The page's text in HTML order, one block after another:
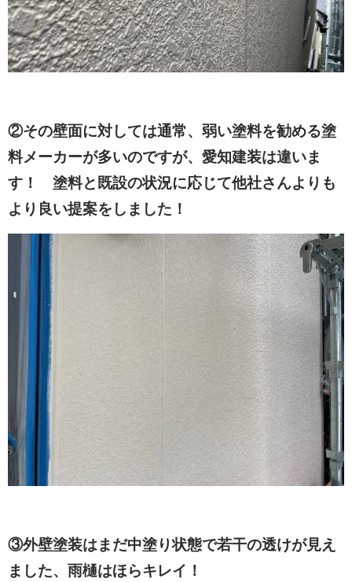
②その壁面に対しては通常、弱い塗料を勧める塗
料メーカーが多いのですが、愛知建装は違いま
す！ 塗料と既設の状況に応じて他社さんよりも
より良い提案をしました！
③外壁塗装はまだ中塗り状態で若干の透けが見え
ました、雨樋はほらキレイ！